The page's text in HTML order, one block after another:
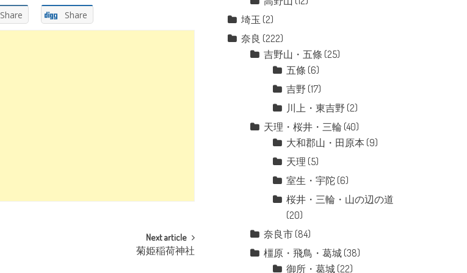
Share Share
Next article
菊姫稲荷神社
埼玉 (2)
奈良 (222)
吉野山・五條 (25)
五條 (6)
吉野 (17)
川上・東吉野 (2)
天理・桜井・三輪 (40)
大和郡山・田原本 (9)
天理 (5)
室生・宇陀 (6)
桜井・三輪・山の辺の道
(20)
奈良市 (84)
橿原・飛鳥・葛城 (38)
御所・葛城 (22)